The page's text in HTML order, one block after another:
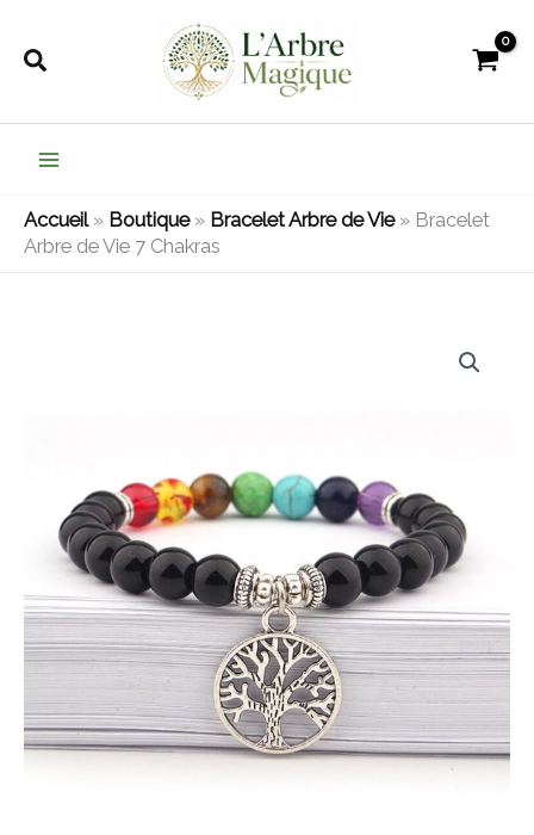
Rechercher
Accueil» Boutique» Bracelet Arbre de Vie» Bracelet
Arbre de Vie 7 Chakras
Chakras